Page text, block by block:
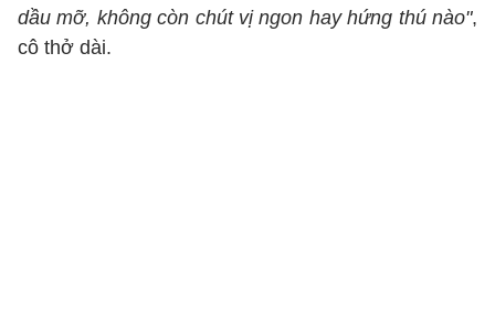
dầu mỡ, không còn chút vị ngon hay hứng thú nào",
cô thở dài.